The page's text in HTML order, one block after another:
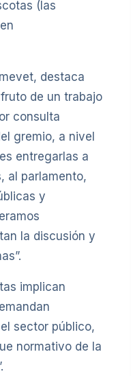
(las
destaca
de un trabajo
consulta
gremio, a nivel
entregarlas a
al parlamento,
y
la discusión y
implican
sector público,
normativo de la